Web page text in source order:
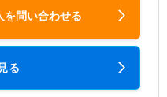
を問い合わせる
る